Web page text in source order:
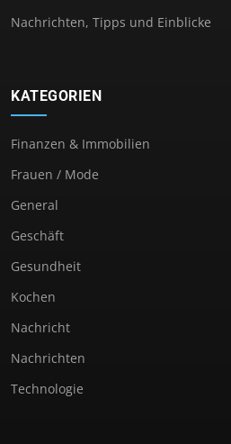
Nachrichten, Tipps und Einblicke
KATEGORIEN
Finanzen & Immobilien
Frauen / Mode
General
Geschäft
Gesundheit
Kochen
Nachricht
Nachrichten
Technologie